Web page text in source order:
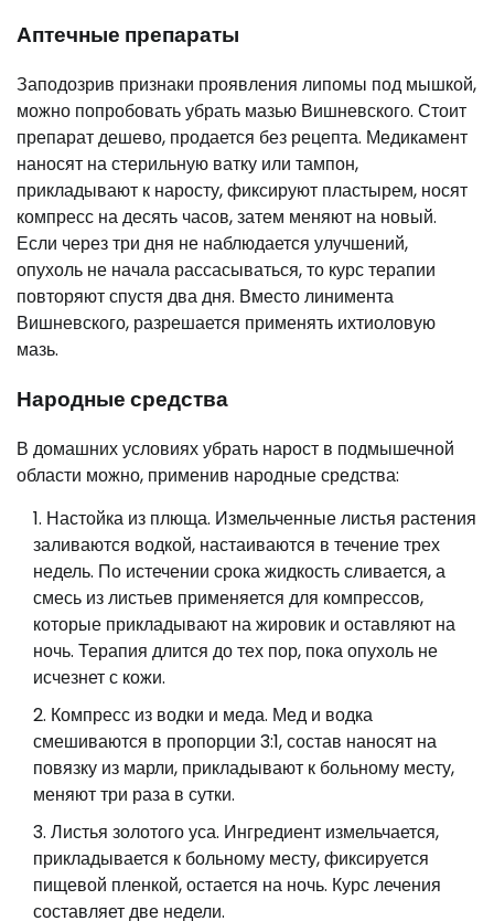
Аптечные препараты
Заподозрив признаки проявления липомы под мышкой,
можно попробовать убрать мазью Вишневского. Стоит
препарат дешево, продается без рецепта. Медикамент
наносят на стерильную ватку или тампон,
прикладывают к наросту, фиксируют пластырем, носят
компресс на десять часов, затем меняют на новый.
Если через три дня не наблюдается улучшений,
опухоль не начала рассасываться, то курс терапии
повторяют спустя два дня. Вместо линимента
Вишневского, разрешается применять ихтиоловую
мазь.
Народные средства
В домашних условиях убрать нарост в подмышечной
области можно, применив народные средства:
Настойка из плюща. Измельченные листья растения
заливаются водкой, настаиваются в течение трех
недель. По истечении срока жидкость сливается, а
смесь из листьев применяется для компрессов,
которые прикладывают на жировик и оставляют на
ночь. Терапия длится до тех пор, пока опухоль не
исчезнет с кожи.
Компресс из водки и меда. Мед и водка
смешиваются в пропорции 3:1, состав наносят на
повязку из марли, прикладывают к больному месту,
меняют три раза в сутки.
Листья золотого уса. Ингредиент измельчается,
прикладывается к больному месту, фиксируется
пищевой пленкой, остается на ночь. Курс лечения
составляет две недели.